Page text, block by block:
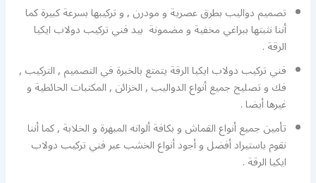
تصميم دواليب بطرق عصرية و مودرن , و تركيبها بسرعة كبيرة كما
أننا نثبتها ببراغي مخفية و مضمونة بيد فني تركيب دولاب ايكيا
الرقة .
فني تركيب دولاب ايكيا الرقة يتمتع بالخبرة في التصميم , التركيب ,
فك و تصليح جميع أنواع الدواليب , الخزائن , المكتبات الحائطية و
غيرها أيضا .
تأمين جميع أنواع القماش و بكافة ألوانه المبهرة و الخلابة , كما أننا
نقوم باستيراد أفضل و أجود أنواع الخشب عبر فني تركيب دولاب
ايكيا الرقة .